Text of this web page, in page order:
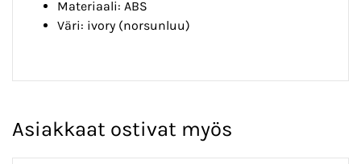
Materiaali: ABS
Väri: ivory (norsunluu)
Asiakkaat ostivat myös